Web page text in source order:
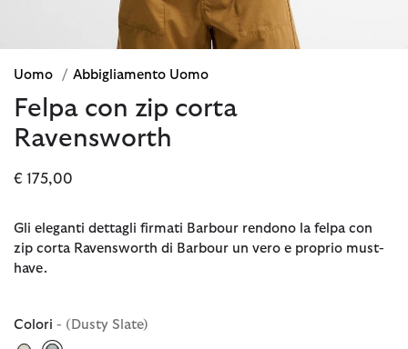
Uomo / Abbigliamento Uomo
Felpa con zip corta
Ravensworth
€ 175,00
Gli eleganti dettagli firmati Barbour rendono la felpa con
zip corta Ravensworth di Barbour un vero e proprio must-
have.
Colori - (Dusty Slate)